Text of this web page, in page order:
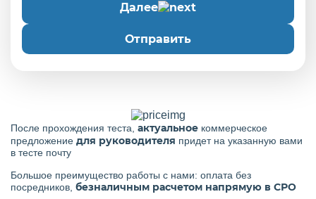
Далее
Отправить
После прохождения теста, актуальное коммерческое
предложение для руководителя придет на указанную вами
в тесте почту
Большое преимущество работы с нами: оплата без
посредников, безналичным расчетом напрямую в СРО